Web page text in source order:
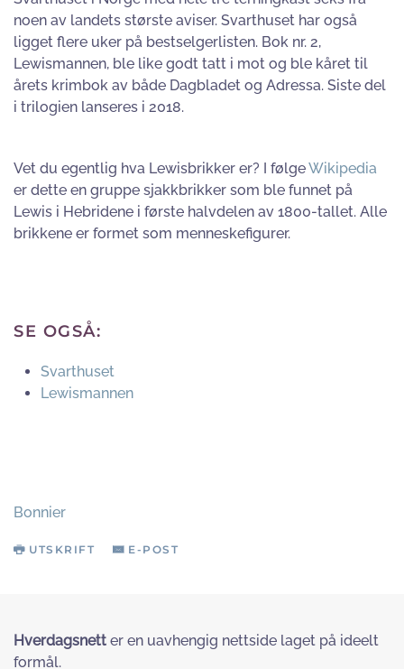
noen av landets største aviser. Svarthuset har også
ligget flere uker på bestselgerlisten. Bok nr. 2,
Lewismannen, ble like godt tatt i mot og ble kåret til
årets krimbok av både Dagbladet og Adressa. Siste del
i trilogien lanseres i 2018.
Vet du egentlig hva Lewisbrikker er? I følgeWikipedia
er dette en gruppe sjakkbrikker som ble funnet på
Lewis i Hebridene i første halvdelen av 1800-tallet. Alle
brikkene er formet som menneskefigurer.
SE OGSÅ:
Svarthuset
Lewismannen
Bonnier
UTSKRIFT E-POST
Hverdagsnett er en uavhengig nettside laget på ideelt
formål.